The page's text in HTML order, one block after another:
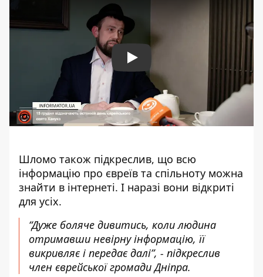
Play
Шломо також підкреслив, що всю
інформацію про євреїв та спільноту можна
знайти в інтернеті. І наразі вони відкриті
для усіх.
“Дуже боляче дивитись, коли людина
отримавши невірну інформацію, її
викривляє і передає далі”, - підкреслив
член єврейської громади Дніпра.